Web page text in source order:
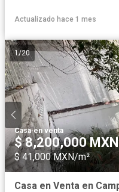
Actualizado hace 1 mes
1/20
Casa·en venta
$ 8,200,000 MXN
$ 41,000 MXN/m²